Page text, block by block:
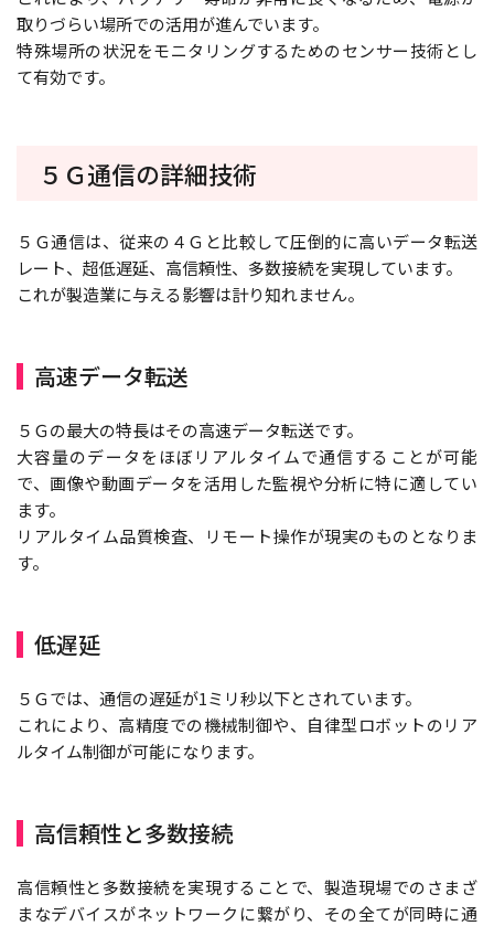
取りづらい場所での活用が進んでいます。
特殊場所の状況をモニタリングするためのセンサー技術とし
て有効です。
５Ｇ通信の詳細技術
５Ｇ通信は、従来の４Ｇと比較して圧倒的に高いデータ転送
レート、超低遅延、高信頼性、多数接続を実現しています。
これが製造業に与える影響は計り知れません。
高速データ転送
５Ｇの最大の特長はその高速データ転送です。
大容量のデータをほぼリアルタイムで通信することが可能
で、画像や動画データを活用した監視や分析に特に適してい
ます。
リアルタイム品質検査、リモート操作が現実のものとなりま
す。
低遅延
５Ｇでは、通信の遅延が1ミリ秒以下とされています。
これにより、高精度での機械制御や、自律型ロボットのリア
ルタイム制御が可能になります。
高信頼性と多数接続
高信頼性と多数接続を実現することで、製造現場でのさまざ
まなデバイスがネットワークに繋がり、その全てが同時に通